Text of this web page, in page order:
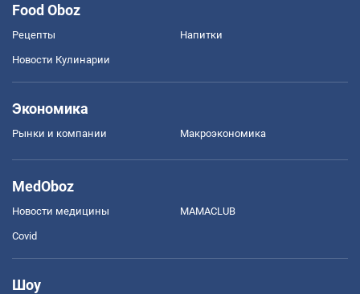
Food Oboz
Рецепты Напитки
Новости Кулинарии
Экономика
Рынки и компании Mакроэкономика
MedOboz
Новости медицины MAMACLUB
Covid
Шоу